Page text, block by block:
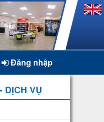
Đăng nhập
DỊCH VỤ